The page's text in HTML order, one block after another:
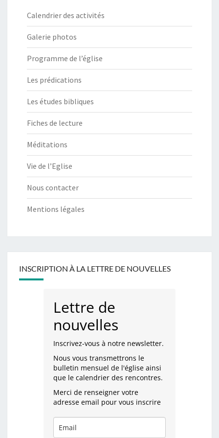
Calendrier des activités
Galerie photos
Programme de l’église
Les prédications
Les études bibliques
Fiches de lecture
Méditations
Vie de l’Eglise
Nous contacter
Mentions légales
INSCRIPTION À LA LETTRE DE NOUVELLES
Lettre de
nouvelles
Inscrivez-vous à notre newsletter.
Nous vous transmettrons le
bulletin mensuel de l'église ainsi
que le calendrier des rencontres.
Merci de renseigner votre
adresse email pour vous inscrire